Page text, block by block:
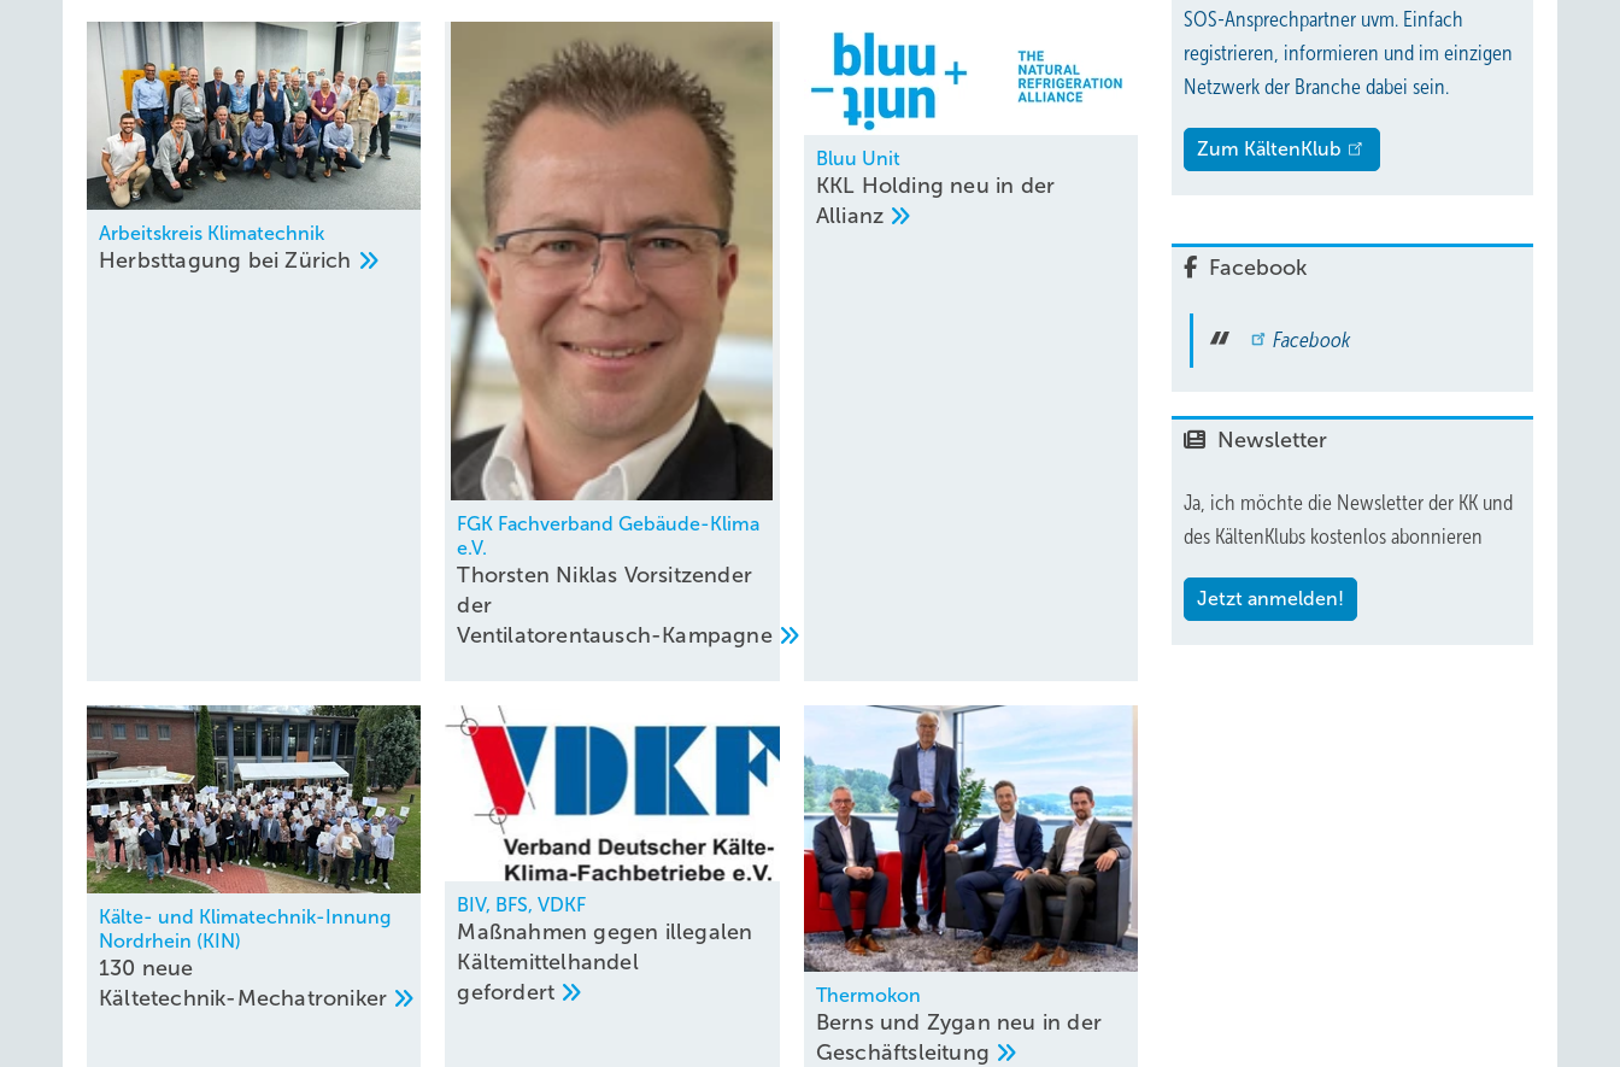
Arbeitskreis Klimatechnik
Herbsttagung beiZürich
FGK Fachverband Gebäude-Klima
e.V.
Thorsten Niklas Vorsitzender
der
Ventilatorentausch-Kampagne
Bluu Unit
KKL Holding neu in der
Allianz
Kälte- und Klimatechnik-Innung
Nordrhein (KIN)
130 neue
Kältetechnik-Mechatroniker
BIV, BFS, VDKF
Maßnahmen gegen illegalen
Kältemittelhandel
gefordert
Thermokon
Berns und Zygan neu in der
Geschäftsleitung
SOS-Ansprechpartner uvm. Einfach
registrieren, informieren und im einzigen
Netzwerk der Branche dabei sein.
Zum KältenKlub
Facebook
Facebook
Newsletter
Ja, ich möchte die Newsletter der KK und
des KältenKlubs kostenlos abonnieren
Jetzt anmelden!